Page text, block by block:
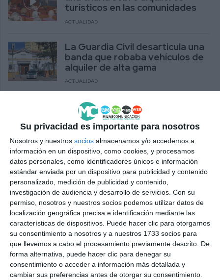
Su privacidad es importante para nosotros
Nosotros y nuestros socios almacenamos y/o accedemos a
información en un dispositivo, como cookies, y procesamos
datos personales, como identificadores únicos e información
estándar enviada por un dispositivo para publicidad y contenido
personalizado, medición de publicidad y contenido,
investigación de audiencia y desarrollo de servicios. Con su
permiso, nosotros y nuestros socios podemos utilizar datos de
localización geográfica precisa e identificación mediante las
características de dispositivos. Puede hacer clic para otorgarnos
su consentimiento a nosotros y a nuestros 1733 socios para
que llevemos a cabo el procesamiento previamente descrito. De
forma alternativa, puede hacer clic para denegar su
consentimiento o acceder a información más detallada y
cambiar sus preferencias antes de otorgar su consentimiento.
turísticos en las comunidades
ACTUALIDAD
La Guardia Civil desarticula una
banda que robaba vehículos de
alquiler de alta gama
ACTUALIDAD
El Círculo de Empresarios
debate en Mijas sobre el alquiler
turístico
ACTUALIDAD
Cs asegura que “Mijas tiene
presupuesto y suelo para aliviar
el problema de la vivienda”
CS
El PCE pide la construcción de
viviendas de alquiler
gestionadas por una empresa
municipal